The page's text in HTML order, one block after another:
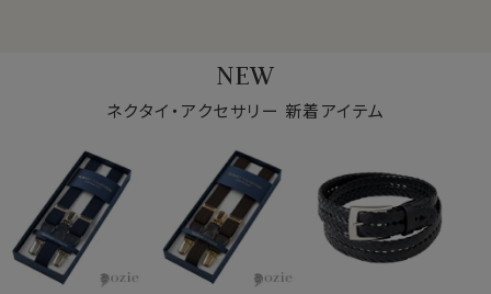
NEW
ネクタイ・アクセサリー 新着アイテム